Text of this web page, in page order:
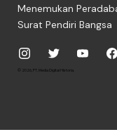
Menemukan
Surat Pendiri Bangsa
© 2026, PT. Media Digital Historia.